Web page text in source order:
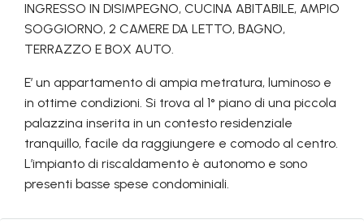
INGRESSO IN DISIMPEGNO, CUCINA ABITABILE, AMPIO
SOGGIORNO, 2 CAMERE DA LETTO, BAGNO,
TERRAZZO E BOX AUTO.
E’ un appartamento di ampia metratura, luminoso e
in ottime condizioni. Si trova al 1° piano di una piccola
palazzina inserita in un contesto residenziale
tranquillo, facile da raggiungere e comodo al centro.
L’impianto di riscaldamento è autonomo e sono
presenti basse spese condominiali.